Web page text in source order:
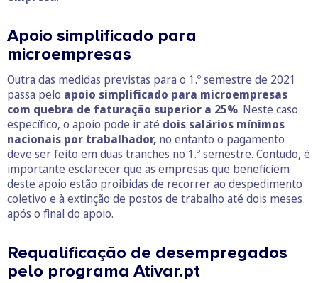
Apoio simplificado para
microempresas
Outra das medidas previstas para o 1.º semestre de 2021
passa pelo apoio simplificado para microempresas
com quebra de faturação superior a 25%. Neste caso
específico, o apoio pode ir até dois salários mínimos
nacionais por trabalhador, no entanto o pagamento
deve ser feito em duas tranches no 1.º semestre. Contudo, é
importante esclarecer que as empresas que beneficiem
deste apoio estão proibidas de recorrer ao despedimento
coletivo e à extinção de postos de trabalho até dois meses
após o final do apoio.
Requalificação de desempregados
pelo programa Ativar.pt